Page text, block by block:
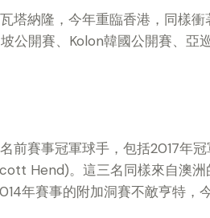
塔納隆，今年重臨香港，同樣
公開賽、Kolon韓國公開賽、亞
前賽事冠軍球手，包括2017年
Hend)。這三名同樣來自澳洲
年賽事的附加洞賽不敵亨特，